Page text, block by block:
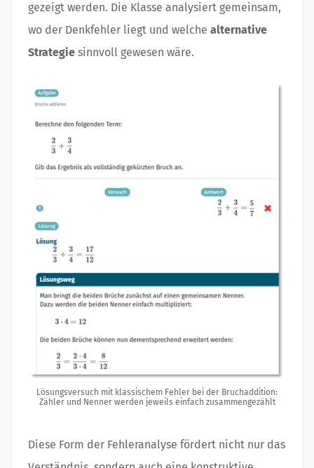
gezeigt werden. Die Klasse analysiert gemeinsam,
wo der Denkfehler liegt und welche alternative
Strategie sinnvoll gewesen wäre.
Lösungsversuch mit klassischem Fehler bei der Bruchaddition:
Zähler und Nenner werden jeweils einfach zusammengezählt
Diese Form der Fehleranalyse fördert nicht nur das